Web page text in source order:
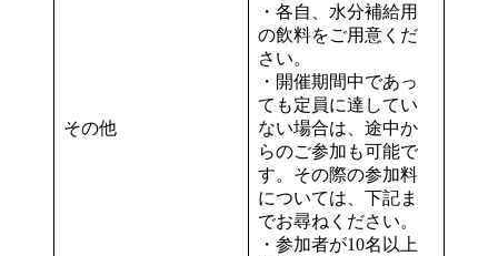
その他
・各自、水分補給用
の飲料をご用意くだ
さい。
・開催期間中であっ
ても定員に達してい
ない場合は、途中か
らのご参加も可能で
す。その際の参加料
については、下記ま
でお尋ねください。
・参加者が10名以上